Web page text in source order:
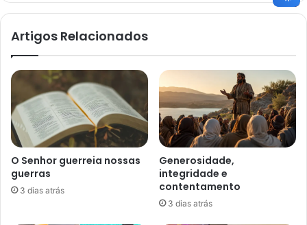
Artigos Relacionados
O Senhor guerreia nossas
guerras
3 dias atrás
Generosidade,
integridade e
contentamento
3 dias atrás